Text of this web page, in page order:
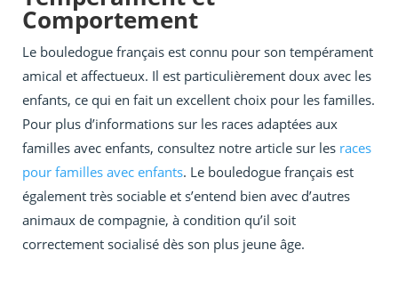
Comportement
Le bouledogue français est connu pour son tempérament
amical et affectueux. Il est particulièrement doux avec les
enfants, ce qui en fait un excellent choix pour les familles.
Pour plus d’informations sur les races adaptées aux
familles avec enfants, consultez notre article sur les races
pour familles avec enfants. Le bouledogue français est
également très sociable et s’entend bien avec d’autres
animaux de compagnie, à condition qu’il soit
correctement socialisé dès son plus jeune âge.